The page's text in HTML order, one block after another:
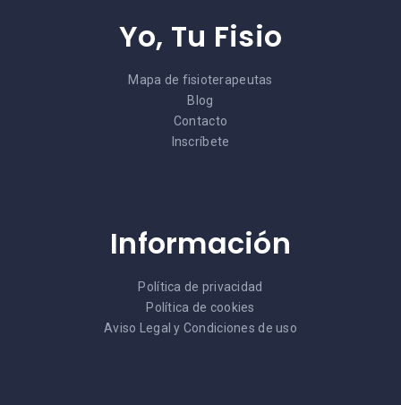
Yo, Tu Fisio
Mapa de fisioterapeutas
Blog
Contacto
Inscríbete
Información
Política de privacidad
Política de cookies
Aviso Legal y Condiciones de uso